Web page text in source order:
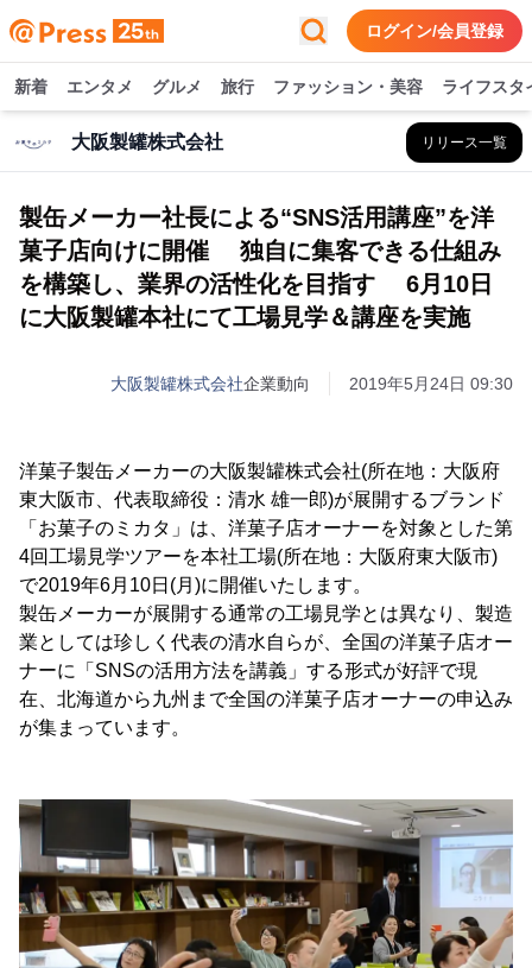
ログイン/会員登録
新着 エンタメ グルメ 旅行 ファッション・美容 ライフスタ
大阪製罐株式会社 リリース一覧
製缶メーカー社長による“SNS活用講座”を洋
菓子店向けに開催 独自に集客できる仕組み
を構築し、業界の活性化を目指す 6月10日
に大阪製罐本社にて工場見学＆講座を実施
大阪製罐株式会社企業動向 2019年5月24日 09:30
洋菓子製缶メーカーの大阪製罐株式会社(所在地：大阪府
東大阪市、代表取締役：清水 雄一郎)が展開するブランド
「お菓子のミカタ」は、洋菓子店オーナーを対象とした第
4回工場見学ツアーを本社工場(所在地：大阪府東大阪市)
で2019年6月10日(月)に開催いたします。
製缶メーカーが展開する通常の工場見学とは異なり、製造
業としては珍しく代表の清水自らが、全国の洋菓子店オー
ナーに「SNSの活用方法を講義」する形式が好評で現
在、北海道から九州まで全国の洋菓子店オーナーの申込み
が集まっています。